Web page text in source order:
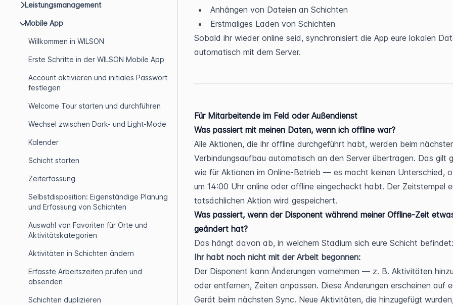
Leistungsmanagement
Mobile App
Willkommen in WILSON
Erste Schritte in der WILSON Mobile App
Account aktivieren und initiales Passwort
festlegen
Welcome Tour starten und durchführen
Wechsel zwischen Dark- und Light-Mode
Kalender
Schicht starten
Zeiterfassung
Selbstdisposition: Eigenständige Planung
und Erfassung von Schichten
Auswahl von Favoriten für Orte und
Aktivitätskategorien
Aktivitäten in Schichten ändern
Erfasste Arbeitszeiten prüfen und
absenden
Schichten duplizieren
Anhängen von Dateien an Schichten
Erstmaliges Laden von Schichten
Sobald ihr wieder online seid, synchronisiert die App eure lokalen
automatisch mit dem Server.
Für Mitarbeitende im Feld oder Außendienst
Was passiert mit meinen Daten, wenn ich offline war?
Alle Aktionen, die ihr offline durchgeführt habt, werden beim
Verbindungsaufbau automatisch an den Server übertragen. Das gilt
wie für Aktionen im Online-Betrieb — es macht keinen Unterschied,
um 14:00 Uhr online oder offline eingecheckt habt. Der Zeitstempel
tatsächlichen Aktion wird gespeichert.
Was passiert, wenn der Disponent während meiner Offline-Zeit
geändert hat?
Das hängt davon ab, in welchem Stadium sich eure Schicht befindet:
Ihr habt noch nicht mit der Arbeit begonnen:
Der Disponent kann Änderungen vornehmen — z. B. Aktivitäten
oder entfernen, Zeiten anpassen. Diese Änderungen erscheinen auf
Gerät beim nächsten Sync. Neue Aktivitäten, die hinzugefügt